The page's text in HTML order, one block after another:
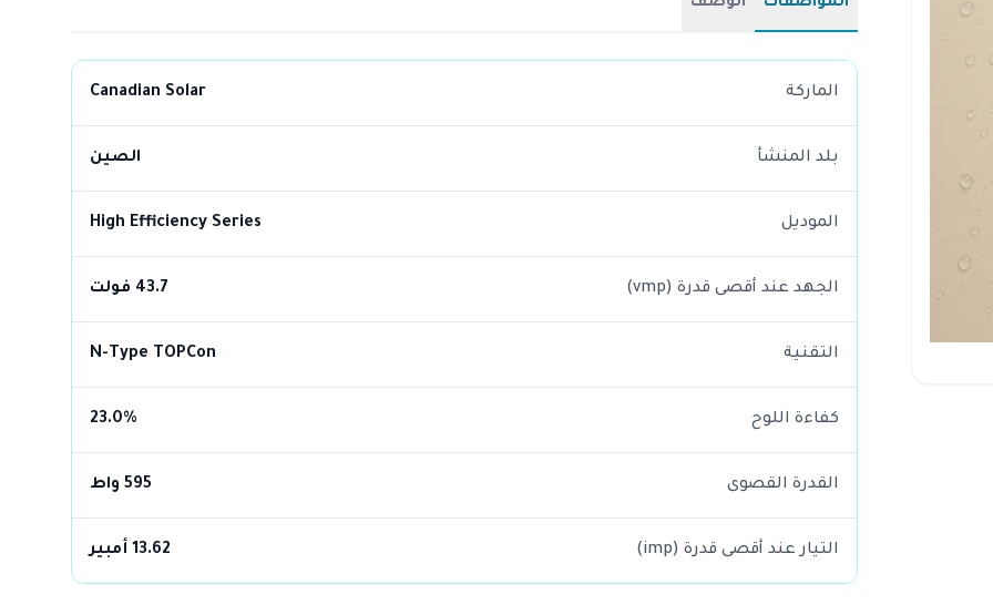
الماركة Canadian Solar
بلد المنشأ الصين
الموديل High Efficiency Series
الجهد عند أقصى قدرة (vmp) 43.7 فولت
التقنية N-Type TOPCon
كفاءة اللوح 23.0%
القدرة القصوى 595 واط
التيار عند أقصى قدرة (imp) 13.62 أمبير